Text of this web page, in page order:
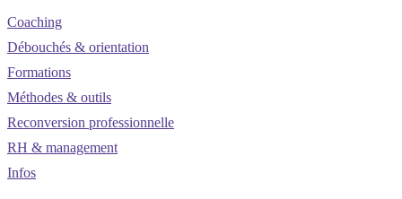
Coaching
Débouchés & orientation
Formations
Méthodes & outils
Reconversion professionnelle
RH & management
Infos